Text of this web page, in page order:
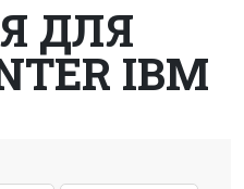
ДЛЯ
IBM